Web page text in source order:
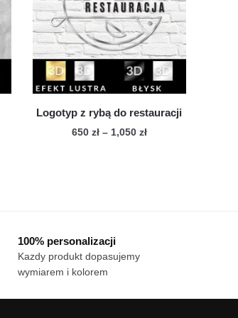
można
wybrać
na
stronie
produktu
Logotyp z rybą do restauracji
650 zł – 1,050 złZakres
Opcje
można
na
100% personalizacji
Kazdy produkt dopasujemy
wymiarem i kolorem